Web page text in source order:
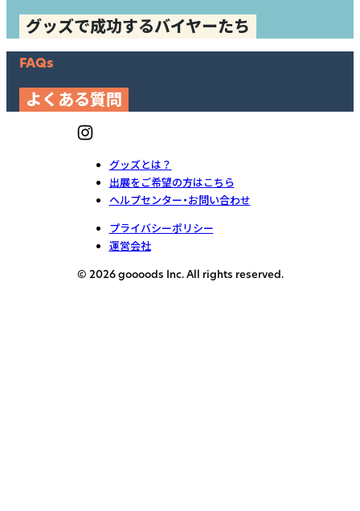
グッズで成功するバイヤーたち
FAQs
よくある質問
グッズとは？
出展をご希望の方はこちら
ヘルプセンター・お問い合わせ
プライバシーポリシー
運営会社
© 2026 goooods Inc. All rights reserved.